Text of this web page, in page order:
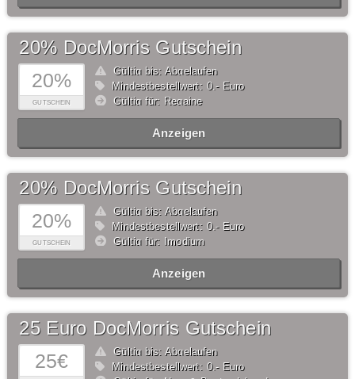
20%
GUTSCHEIN
20% DocMorris Gutschein
Gültig bis: Abgelaufen
Mindestbestellwert: 0,- Euro
Gültig für: Regaine
Anzeigen
20%
GUTSCHEIN
20% DocMorris Gutschein
Gültig bis: Abgelaufen
Mindestbestellwert: 0,- Euro
Gültig für: Imodium
Anzeigen
25€
25 Euro DocMorris Gutschein
Gültig bis: Abgelaufen
Mindestbestellwert: 0,- Euro